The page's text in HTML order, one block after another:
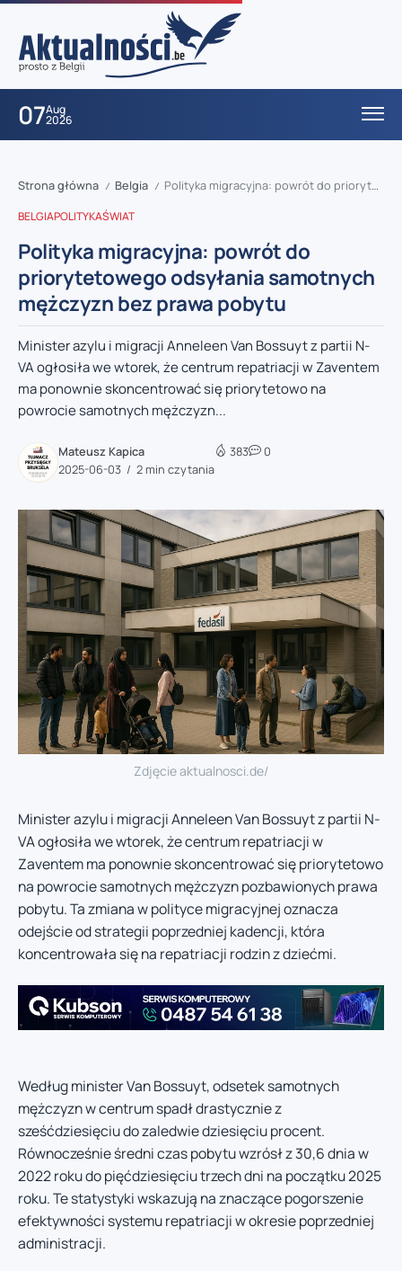
07Aug
2026
Strona główna / Belgia / Polityka migracyjna: powrót do priorytetowego odsyłania samotnych mężczyzn bez prawa pobytu
BELGIAPOLITYKAŚWIAT
Polityka migracyjna: powrót do
priorytetowego odsyłania samotnych
mężczyzn bez prawa pobytu
Minister azylu i migracji Anneleen Van Bossuyt z partii N-
VA ogłosiła we wtorek, że centrum repatriacji w Zaventem
ma ponownie skoncentrować się priorytetowo na
powrocie samotnych mężczyzn...
Mateusz Kapica
2025-06-03
2 min czytania
383 0
Zdjęcie aktualnosci.de/
Minister azylu i migracji Anneleen Van Bossuyt z partii N-
VA ogłosiła we wtorek, że centrum repatriacji w
Zaventem ma ponownie skoncentrować się priorytetowo
na powrocie samotnych mężczyzn pozbawionych prawa
pobytu. Ta zmiana w polityce migracyjnej oznacza
odejście od strategii poprzedniej kadencji, która
koncentrowała się na repatriacji rodzin z dziećmi.
Według minister Van Bossuyt, odsetek samotnych
mężczyzn w centrum spadł drastycznie z
sześćdziesięciu do zaledwie dziesięciu procent.
Równocześnie średni czas pobytu wzrósł z 30,6 dnia w
2022 roku do pięćdziesięciu trzech dni na początku 2025
roku. Te statystyki wskazują na znaczące pogorszenie
efektywności systemu repatriacji w okresie poprzedniej
administracji.